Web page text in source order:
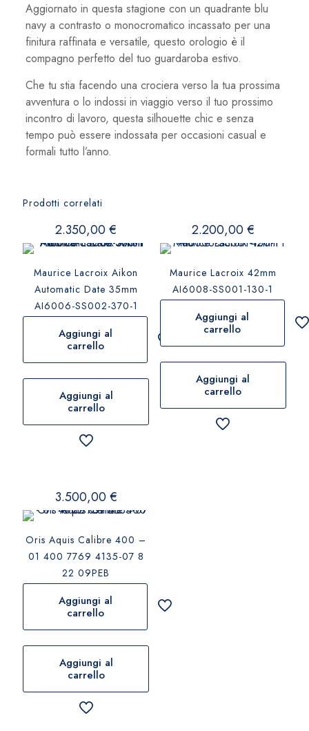
Aggiornato in questa stagione con un quadrante blu
navy a contrasto o monocromatico incassato per una
finitura raffinata e versatile, questo orologio è il
compagno perfetto del tuo guardaroba estivo.
Che tu stia facendo una crociera verso la tua prossima
avventura o lo indossi in viaggio verso il tuo prossimo
incontro di lavoro, questa silhouette chic e senza
tempo può essere indossata per occasioni casual e
formali tutto l’anno.
Prodotti correlati
2.350,00€
Maurice Lacroix Aikon
Automatic Date 35mm
AI6006-SS002-370-1
Aggiungi al
carrello
Aggiungi al
carrello
2.200,00€
Maurice Lacroix 42mm
AI6008-SS001-130-1
Aggiungi al
carrello
Aggiungi al
carrello
3.500,00€
Oris Aquis Calibre 400 –
01 400 7769 4135-07 8
22 09PEB
Aggiungi al
carrello
Aggiungi al
carrello